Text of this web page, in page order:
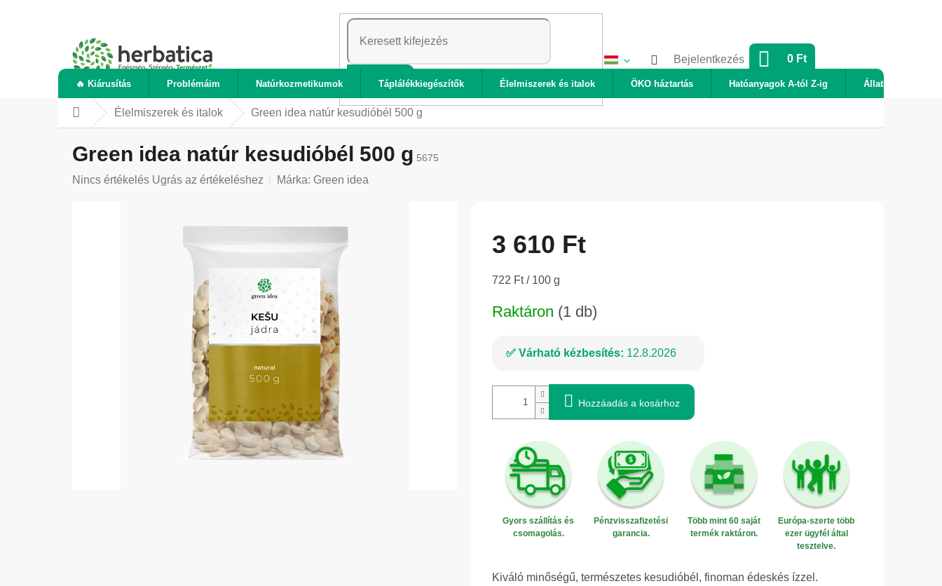
KERESÉS
Bejelentkezés KOSÁR
0 Ft
🔥 Kiárusítás Problémáim Natúrkozmetikumok Táplálékkiegészítők Élelmiszerek és italok ÖKO háztartás Hatóanyagok A-tól Z-ig Állatok
KezdőlapÉlelmiszerek és italok Green idea natúr kesudióbél 500 g
Green idea natúr kesudióbél 500 g 5675
A
Nincs értékelés Ugrás az értékeléshez Márka: Green idea
3 610 Ft
Egységár:
722 Ft / 100 g
Raktáron (1 db)
Várható kézbesítés: 12.8.2026
Hozzáadás a kosárhoz
Gyors szállítás és
csomagolás.
Pénzvisszafizetési
garancia.
Több mint 60 saját
termék raktáron.
Európa-szerte több
ezer ügyfél által
tesztelve.
Kiváló minőségű, természetes kesudióbél, finoman édeskés ízzel.